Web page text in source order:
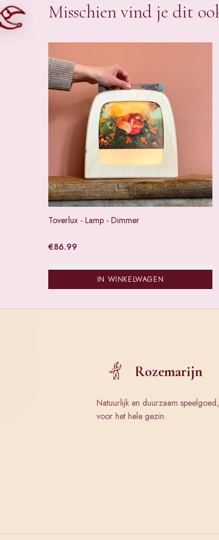
Misschien vind je dit
Toverlux - Lamp - Dimmer
€86.99
IN WINKELWAGEN
Rozemarijn
Natuurlijk en duurzaam
voor het hele gezin.